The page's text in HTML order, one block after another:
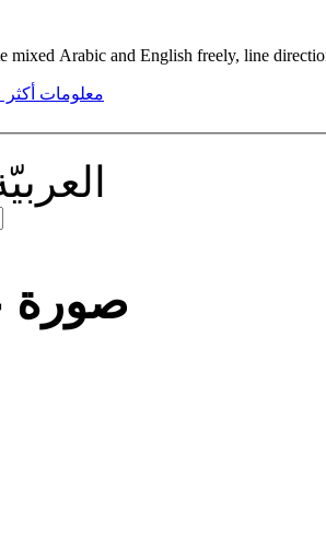
mixed Arabic and English freely, line
معلومات
صورة